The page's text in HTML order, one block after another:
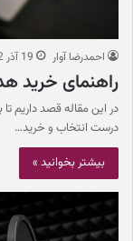
احمدرضا آوار 19 آذر 1402
راهنمای خرید
در این مقاله قصد داریم
درست انتخاب و خرید…
بیشتر بخوانید »